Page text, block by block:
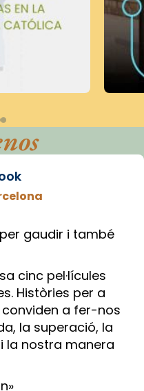
gaudir i també
cinc pel·lícules
Històries per a
a fer-nos
la superació, la
la nostra manera